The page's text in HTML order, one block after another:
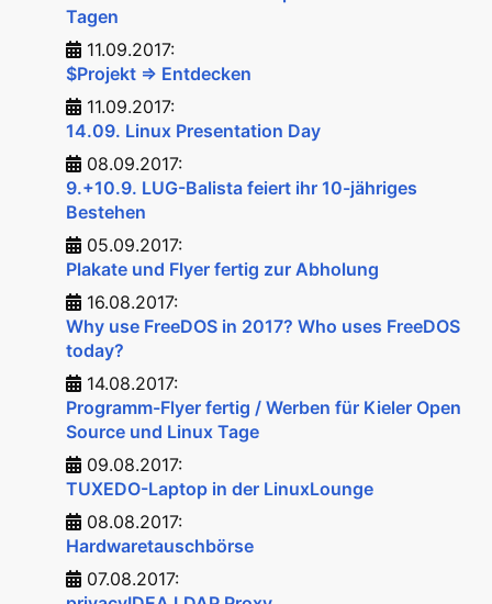
Tagen
11.09.2017:
$Projekt => Entdecken
11.09.2017:
14.09. Linux Presentation Day
08.09.2017:
9.+10.9. LUG-Balista feiert ihr 10-jähriges
Bestehen
05.09.2017:
Plakate und Flyer fertig zur Abholung
16.08.2017:
Why use FreeDOS in 2017? Who uses FreeDOS
today?
14.08.2017:
Programm-Flyer fertig / Werben für Kieler Open
Source und Linux Tage
09.08.2017:
TUXEDO-Laptop in der LinuxLounge
08.08.2017:
Hardwaretauschbörse
07.08.2017: